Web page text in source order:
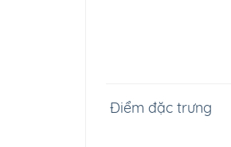
Điểm đặc trưng